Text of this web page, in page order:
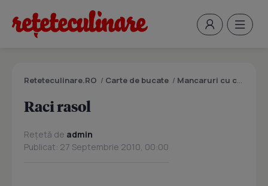
Reteteculinare.RO / Carte de bucate / Mancaruri cu carne
Raci rasol
Rețetă de admin
Publicat: 27 Septembrie 2010, 00:00